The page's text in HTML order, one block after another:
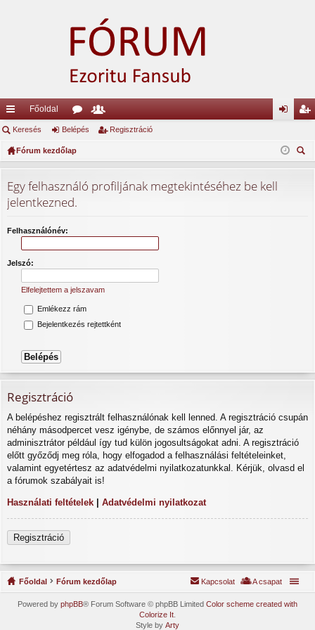
yo
rs
ke
Főoldal
ór
u
ok
ag
ép is
Keresés Belépés Regisztráció
Fórum kezdőlap
Egy felhasználó profiljának megtekintéséhez be kell
jelentkezned.
Felhasználónév:
Jelszó:
Elfelejtettem a jelszavam
Emlékezz rám
Bejelentkezés rejtettként
Regisztráció
A belépéshez regisztrált felhasználónak kell lenned. A regisztráció csupán
néhány másodpercet vesz igénybe, de számos előnnyel jár, az
adminisztrátor például így tud külön jogosultságokat adni. A regisztráció
előtt győződj meg róla, hogy elfogadod a felhasználási feltételeinket,
valamint egyetértesz az adatvédelmi nyilatkozatunkkal. Kérjük, olvasd el
a fórumok szabályait is!
Használati feltételek | Adatvédelmi nyilatkozat
Regisztráció
Főoldal Fórum kezdőlap A csapat
Kapcsolat
Powered by phpBB® Forum Software © phpBB Limited Color scheme created with
Colorize It
Style by Arty